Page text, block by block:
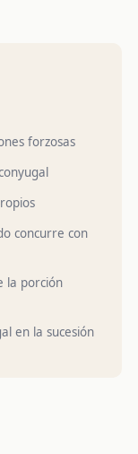
forzosas
concurre con
la porción
en la sucesión